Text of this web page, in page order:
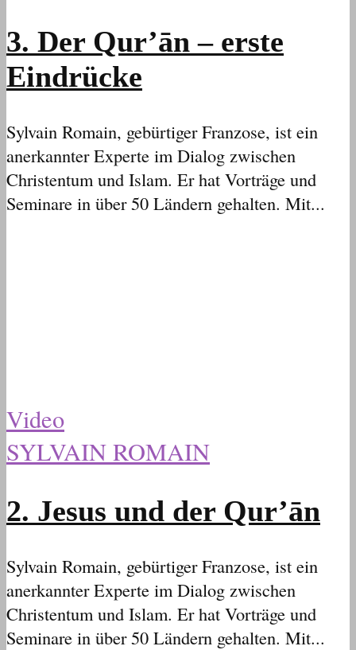
3. Der Qur’ān – erste
Eindrücke
Sylvain Romain, gebürtiger Franzose, ist ein
anerkannter Experte im Dialog zwischen
Christentum und Islam. Er hat Vorträge und
Seminare in über 50 Ländern gehalten. Mit...
Video
SYLVAIN ROMAIN
2. Jesus und der Qur’ān
Sylvain Romain, gebürtiger Franzose, ist ein
anerkannter Experte im Dialog zwischen
Christentum und Islam. Er hat Vorträge und
Seminare in über 50 Ländern gehalten. Mit...